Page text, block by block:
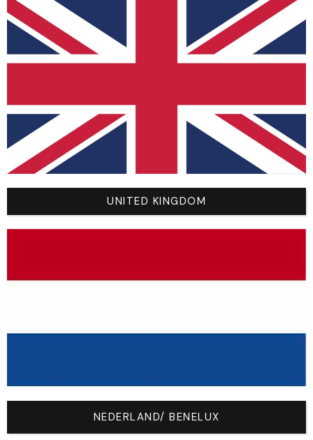
SHOP
NEW
BMX
MX
SPORTSWEAR
NOLOGO BY YOU
VOTRE COMPTE
Mon Compte
Contact
345 chemin des petits Chassis, 26300
Châteauneuf-sur-Isère, France
UNITED KINGDOM
NEDERLAND/ BENELUX